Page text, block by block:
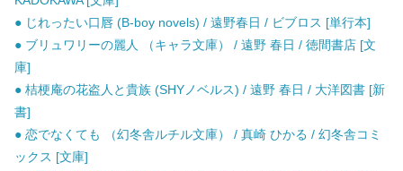
● じれったい口唇 (B-boy novels) / 遠野春日 / ビブロス [単行本]
● ブリュワリーの麗人 （キャラ文庫） / 遠野 春日 / 徳間書店 [文
庫]
● 桔梗庵の花盗人と貴族 (SHYノベルス) / 遠野 春日 / 大洋図書 [新
書]
● 恋でなくても （幻冬舎ルチル文庫） / 真崎 ひかる / 幻冬舎コミ
ックス [文庫]